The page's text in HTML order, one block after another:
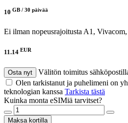
10 GB / 30 päivää
Ei ilman nopeusrajoitusta A1,
11.14 EUR
Osta nyt
Välitön toimitus
Olen tarkistanut ja puhelimeni on
teknologian kanssa Tarkista tästä
Kuinka monta eSIMiä tarvitset?
Maksa kortilla